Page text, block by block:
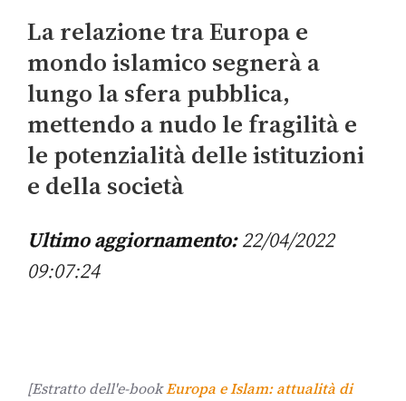
La relazione tra Europa e
mondo islamico segnerà a
lungo la sfera pubblica,
mettendo a nudo le fragilità e
le potenzialità delle istituzioni
e della società
Ultimo aggiornamento:22/04/2022
09:07:24
[Estratto dell'e-bookEuropa e Islam: attualità di